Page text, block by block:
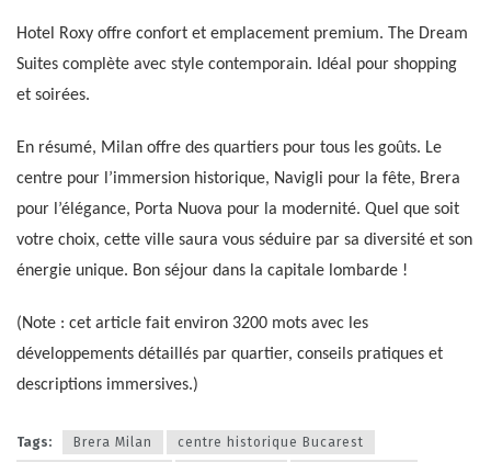
Hotel Roxy offre confort et emplacement premium. The Dream
Suites complète avec style contemporain. Idéal pour shopping
et soirées.
En résumé, Milan offre des quartiers pour tous les goûts. Le
centre pour l’immersion historique, Navigli pour la fête, Brera
pour l’élégance, Porta Nuova pour la modernité. Quel que soit
votre choix, cette ville saura vous séduire par sa diversité et son
énergie unique. Bon séjour dans la capitale lombarde !
(Note : cet article fait environ 3200 mots avec les
développements détaillés par quartier, conseils pratiques et
descriptions immersives.)
Tags: Brera Milan
centre historique Bucarest